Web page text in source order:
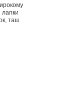
лапки
таш